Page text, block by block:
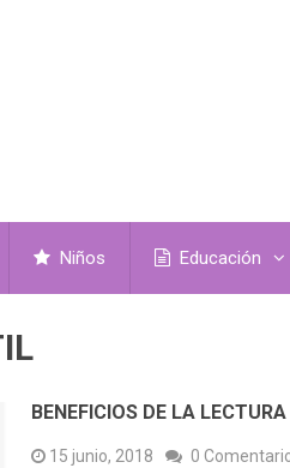
Niños Educación
BENEFICIOS DE LA
15 junio, 2018 0